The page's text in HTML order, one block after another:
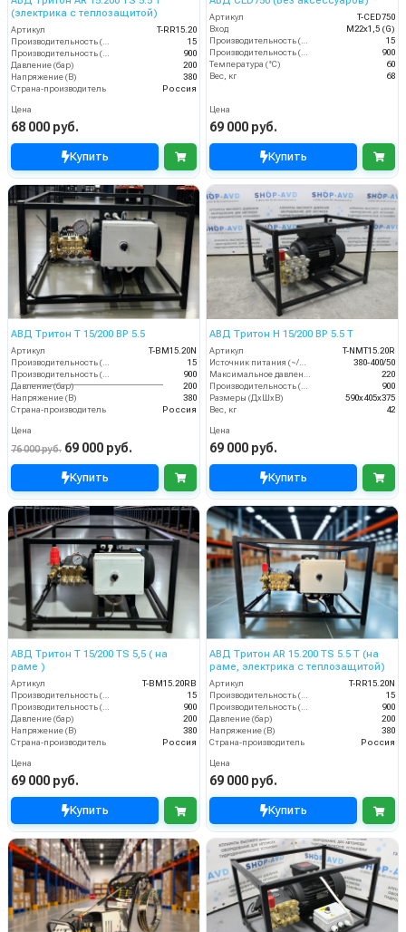
(электрика с теплозащитой)
Артикул
T-RR15.20
15
900
Давление (бар)
200
Напряжение (В)
380
Страна-производитель
Россия
Цена
68 000 руб.
Купить
Артикул
T-CED750
Вход
M22х1,5 (G)
15
900
Температура (°C)
60
Вес, кг
68
Цена
69 000 руб.
Купить
АВД Тритон Т 15/200 ВР 5.5
Артикул
T-BM15.20N
15
900
Давление (бар)
200
Напряжение (В)
380
Страна-производитель
Россия
Цена
76 000 руб. 69 000 руб.
Купить
АВД Тритон H 15/200 BP 5.5 T
Артикул
T-NMT15.20R
380-400/50
220
900
Размеры (ДхШхВ)
590х405х375
Вес, кг
42
Цена
69 000 руб.
Купить
АВД Тритон Т 15/200 TS 5,5 ( на
раме )
Артикул
T-BM15.20RB
Производительность (л/мин)
15
Производительность (л/ч)
900
Давление (бар)
200
Напряжение (В)
380
Страна-производитель
Россия
Цена
69 000 руб.
Купить
АВД Тритон AR 15.200 TS 5.5 Т (на
раме, электрика с теплозащитой)
Артикул
T-RR15.20N
Производительность (л/мин)
15
Производительность (л/ч)
900
Давление (бар)
200
Напряжение (В)
380
Страна-производитель
Россия
Цена
69 000 руб.
Купить